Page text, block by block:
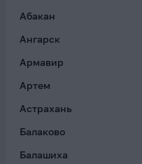
Абакан
Ангарск
Армавир
Артем
Астрахань
Балаково
Балашиха